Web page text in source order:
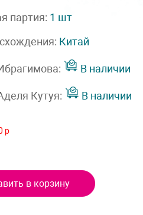
партия: 1 шт
Китай
В наличии
Кутуя: В наличии
р
в корзину